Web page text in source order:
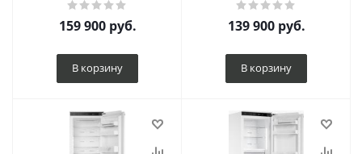
159 900руб.
В корзину
139 900руб.
В корзину